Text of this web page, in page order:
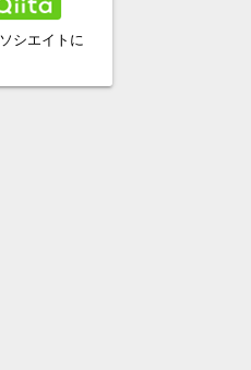
シエイトに